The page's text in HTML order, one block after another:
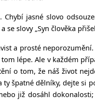
jasné slovo
slovy „Syn člověka
a prosté
lépe. Ale v každém
o tom, že náš život
špatné dělníky, dejte
již dosáhl